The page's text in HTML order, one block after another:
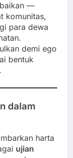
—
komunitas,
para dewa
demi ego
bentuk
dalam
harta
ujian